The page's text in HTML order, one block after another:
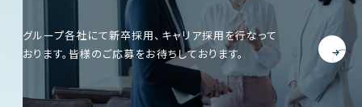
グループ各社にて新卒採用、キャリア採用を行なって
おります。皆様のご応募をお待ちしております。